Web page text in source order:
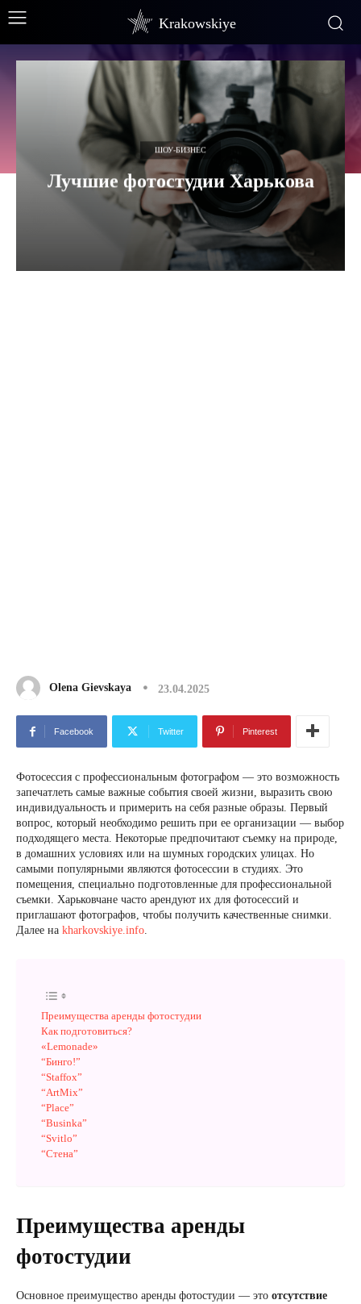
Krakowskiye
ШОУ-БИЗНЕС
Лучшие фотостудии Харькова
Olena Gievskaya 23.04.2025
Facebook Twitter Pinterest
Фотосессия с профессиональным фотографом — это возможность
запечатлеть самые важные события своей жизни, выразить свою
индивидуальность и примерить на себя разные образы. Первый
вопрос, который необходимо решить при ее организации — выбор
подходящего места. Некоторые предпочитают съемку на природе,
в домашних условиях или на шумных городских улицах. Но
самыми популярными являются фотосессии в студиях. Это
помещения, специально подготовленные для профессиональной
съемки. Харьковчане часто арендуют их для фотосессий и
приглашают фотографов, чтобы получить качественные снимки.
Далее на kharkovskiye.info.
Преимущества аренды фотостудии
Как подготовиться?
«Lemonade»
“Бинго!”
“Staffox”
“ArtMix”
“Place”
“Businka”
“Svitlo”
“Стена”
Преимущества аренды
фотостудии
Основное преимущество аренды фотостудии — это отсутствие